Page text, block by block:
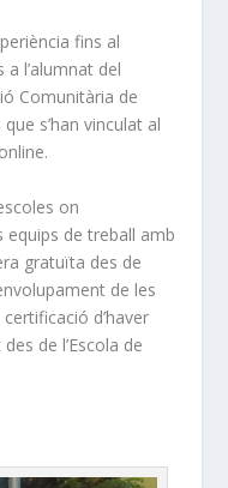
fins al
l’alumnat del
Comunitària de
s’han vinculat al
on
de treball amb
gratuïta des de
de les
d’haver
de l’Escola de